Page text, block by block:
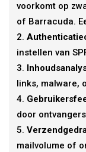
voorkomt op
of Barracuda.
instellen van
links, malware,
door
mailvolume of